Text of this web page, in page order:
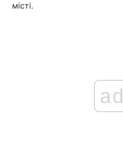
місті.
ad